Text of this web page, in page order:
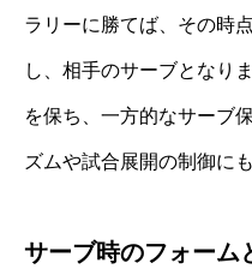
ラリーに勝てば、その時
し、相手のサーブとなり
を保ち、一方的なサーブ
ズムや試合展開の制御に
サーブ時のフォーム